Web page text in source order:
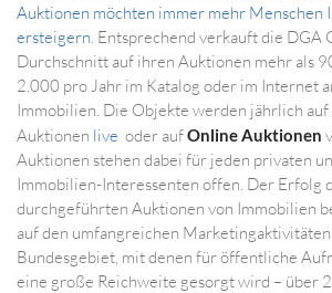
Auktionen möchten immer mehr Menschen
ersteigern . Entsprechend verkauft die DGA
Durchschnitt auf ihren Auktionen mehr als
2.000 pro Jahr im Katalog oder im Internet
Immobilien. Die Objekte werden jährlich
Auktionen live oder aufOnline Auktionen
Auktionen stehen dabei für jeden privaten
Immobilien-Interessenten offen. Der Erfolg
durchgeführten Auktionen von Immobilien
auf den umfangreichen
Bundesgebiet, mit denen für öffentliche
eine große Reichweite gesorgt wird – über